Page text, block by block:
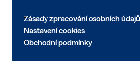
Zásady zpracování osobních údajů
Nastavení cookies
Obchodní podmínky